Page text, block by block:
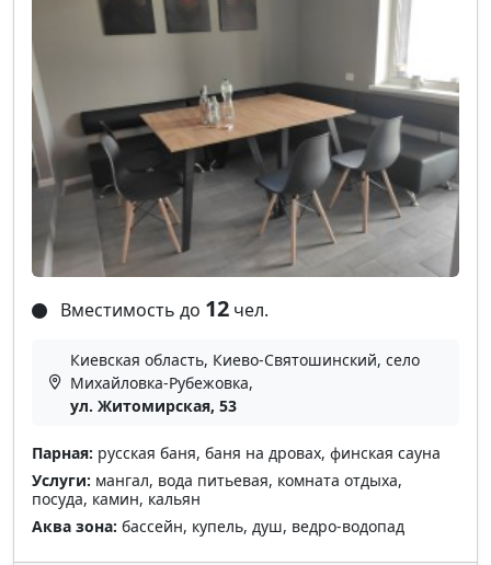
Вместимость до 12 чел.
Киевская область, Киево-Святошинский, село
Михайловка-Рубежовка,
ул. Житомирская, 53
Парная: русская баня, баня на дровах, финская сауна
Услуги: мангал, вода питьевая, комната отдыха,
посуда, камин, кальян
Аква зона: бассейн, купель, душ, ведро-водопад